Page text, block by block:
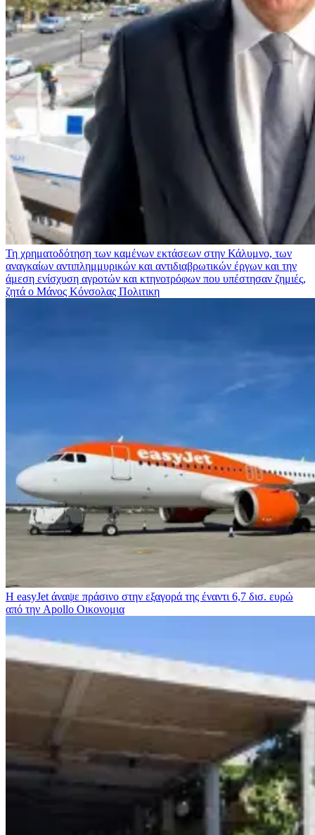
Τη χρηματοδότηση των καμένων εκτάσεων στην Κάλυμνο, των
αναγκαίων αντιπλημμυρικών και αντιδιαβρωτικών έργων και την
άμεση ενίσχυση αγροτών και κτηνοτρόφων που υπέστησαν ζημιές,
ζητά ο Μάνος Κόνσολας Πολιτικη
Η easyJet άναψε πράσινο στην εξαγορά της έναντι 6,7 δισ. ευρώ
από την Apollo Οικονομια